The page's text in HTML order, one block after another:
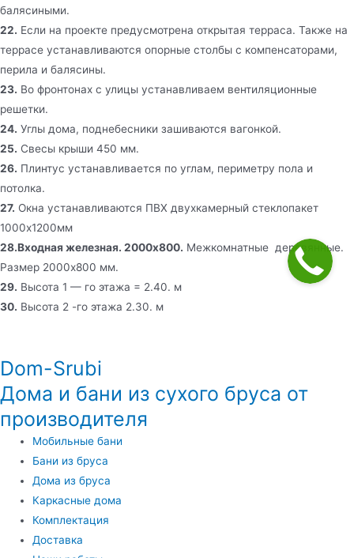
балясиными.
22. Если на проекте предусмотрена открытая терраса. Также на
террасе устанавливаются опорные столбы с компенсаторами,
перила и балясины.
23. Во фронтонах с улицы устанавливаем вентиляционные
решетки.
24. Углы дома, поднебесники зашиваются вагонкой.
25. Свесы крыши 450 мм.
26. Плинтус устанавливается по углам, периметру пола и
потолка.
27. Окна устанавливаются ПВХ двухкамерный стеклопакет
1000х1200мм
28.Входная железная. 2000х800. Межкомнатные деревянные.
Размер 2000х800 мм.
29. Высота 1 — го этажа = 2.40. м
30. Высота 2 -го этажа 2.30. м
Dom-Srubi
Дома и бани из сухого бруса от
производителя
Мобильные бани
Бани из бруса
Дома из бруса
Каркасные дома
Комплектация
Доставка